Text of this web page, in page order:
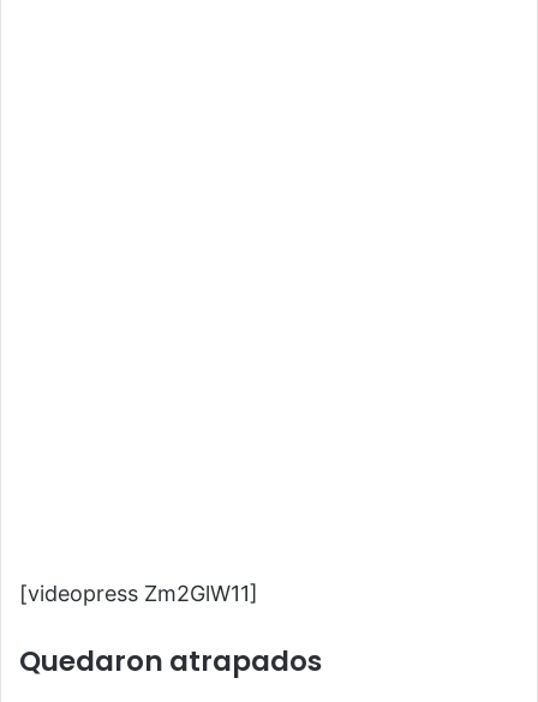
[videopress Zm2GlW11]
Quedaron atrapados